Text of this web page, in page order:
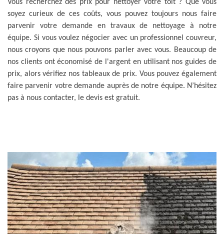
Vous recherchez des prix pour nettoyer votre toit ? Que vous
soyez curieux de ces coûts, vous pouvez toujours nous faire
parvenir votre demande en travaux de nettoyage à notre
équipe. Si vous voulez négocier avec un professionnel couvreur,
nous croyons que nous pouvons parler avec vous. Beaucoup de
nos clients ont économisé de l'argent en utilisant nos guides de
prix, alors vérifiez nos tableaux de prix. Vous pouvez également
faire parvenir votre demande auprès de notre équipe. N’hésitez
pas à nous contacter, le devis est gratuit.